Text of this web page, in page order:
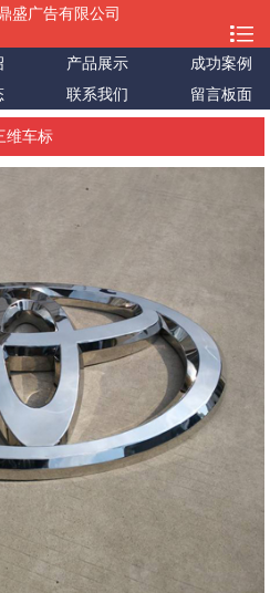
盛广告有限公司
产品展示
成功案例
联系我们 留言板面
维车标